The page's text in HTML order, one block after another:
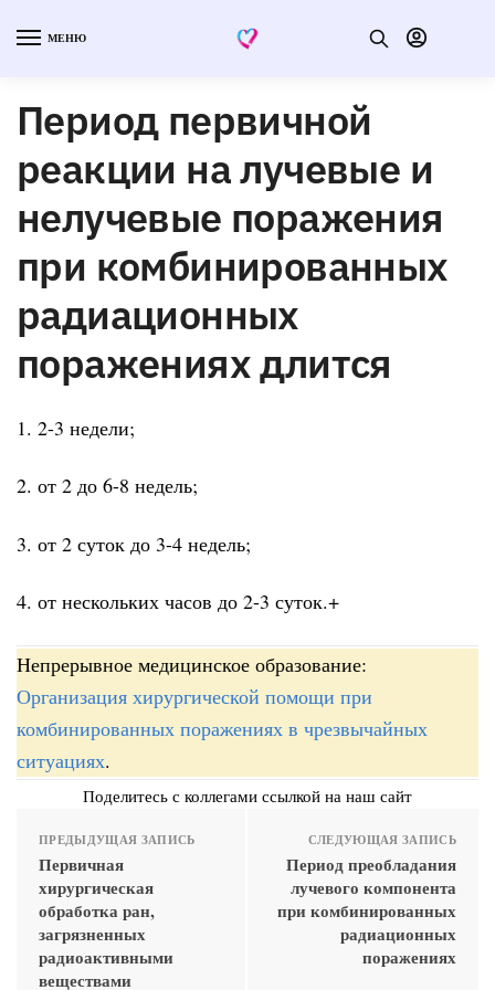
МЕНЮ
Период первичной
реакции на лучевые и
нелучевые поражения
при комбинированных
радиационных
поражениях длится
1. 2-3 недели;
2. от 2 до 6-8 недель;
3. от 2 суток до 3-4 недель;
4. от нескольких часов до 2-3 суток.+
Непрерывное медицинское образование:
Организация хирургической помощи при
комбинированных поражениях в чрезвычайных
ситуациях.
Поделитесь с коллегами ссылкой на наш сайт
ПРЕДЫДУЩАЯ ЗАПИСЬ
Первичная
хирургическая
обработка ран,
загрязненных
радиоактивными
веществами
СЛЕДУЮЩАЯ ЗАПИСЬ
Период преобладания
лучевого компонента
при комбинированных
радиационных
поражениях